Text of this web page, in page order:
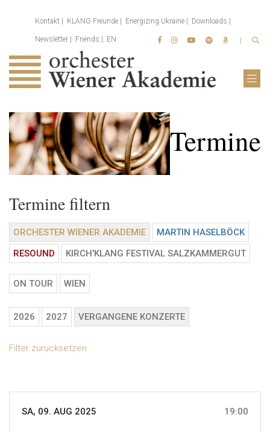
Kontakt KLANG Freunde Energizing Ukraine Downloads
Newsletter Friends EN
Termine
Termine filtern
ORCHESTER WIENER AKADEMIE
MARTIN HASELBÖCK
RESOUND
KIRCH'KLANG FESTIVAL SALZKAMMERGUT
ON TOUR WIEN
2026 2027 VERGANGENE KONZERTE
Filter zurücksetzen
SA, 09. AUG 2025 19:00